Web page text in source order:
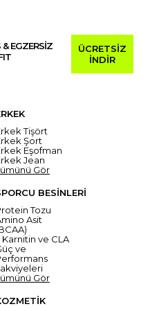
& EGZERSİZ
ÜCRETSİZ
İNDİR
Tişört
Şort
Eşofman
Jean
Gör
BESİNLERİ
Tozu
Asit
Karnitin ve CLA
ve
Gör